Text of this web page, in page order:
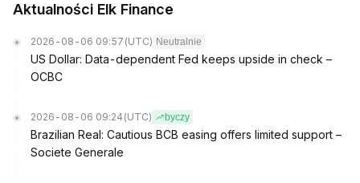
Aktualności Elk Finance
2026-08-06 09:57 (UTC) Neutralnie
US Dollar: Data-dependent Fed keeps upside in check –
OCBC
2026-08-06 09:24 (UTC) byczy
Brazilian Real: Cautious BCB easing offers limited support –
Societe Generale